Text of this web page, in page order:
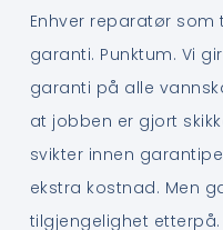
Enhver reparatør
garanti. Punktum. Vi
garanti på alle
at jobben er gjort
svikter innen
ekstra kostnad. Men
tilgjengelighet